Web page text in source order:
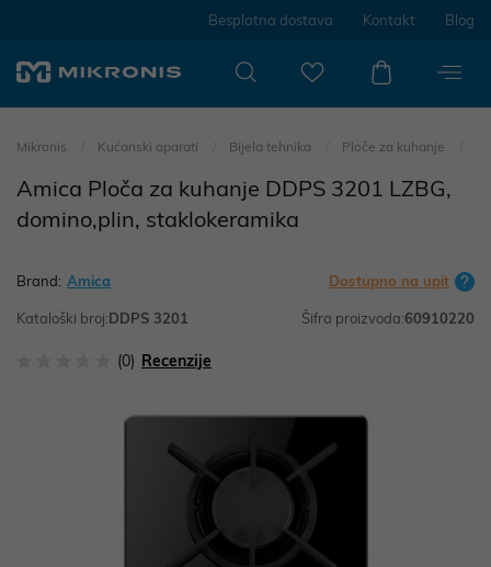
Besplatna dostava Kontakt Blog
Mikronis Kućanski aparati Bijela tehnika Ploče za kuhanje
Amica Ploča za kuhanje DDPS 3201 LZBG,
domino,plin, staklokeramika
Brand: Amica Dostupno na upit
Kataloški broj:DDPS 3201 Šifra proizvoda:60910220
(0) Recenzije